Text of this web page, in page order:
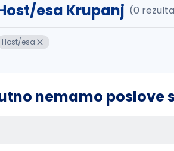
esa Krupanj (0
Host/esa
nemamo poslove